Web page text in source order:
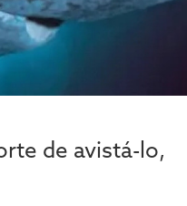
de avistá-lo,